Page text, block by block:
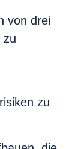
von drei
zu
zu